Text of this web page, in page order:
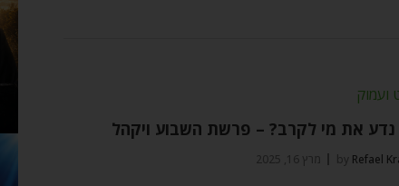
ועמוק
נדע את מי לקרב? – פרשת השבוע ויקהל
by Refael מרץ 16, 2025